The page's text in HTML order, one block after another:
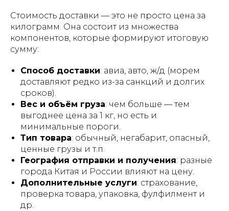
Стоимость доставки — это не просто цена за
килограмм. Она состоит из множества
компонентов, которые формируют итоговую
сумму:
Способ доставки: авиа, авто, ж/д (морем
доставляют редко из-за санкций и долгих
сроков).
Вес и объём груза: чем больше — тем
выгоднее цена за 1 кг, но есть и
минимальные пороги.
Тип товара: обычный, негабарит, опасный,
ценные грузы и т.п.
География отправки и получения: разные
города Китая и России влияют на цену.
Дополнительные услуги: страхование,
проверка товара, упаковка, фулфилмент и
др.